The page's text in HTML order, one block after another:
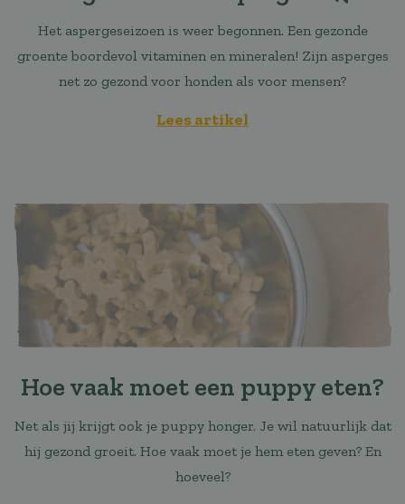
Het aspergeseizoen is weer begonnen. Een gezonde
groente boordevol vitaminen en mineralen! Zijn asperges
net zo gezond voor honden als voor mensen?
Lees artikel
Hoe vaak moet een puppy eten?
Net als jij krijgt ook je puppy honger. Je wil natuurlijk dat
hij gezond groeit. Hoe vaak moet je hem eten geven? En
hoeveel?